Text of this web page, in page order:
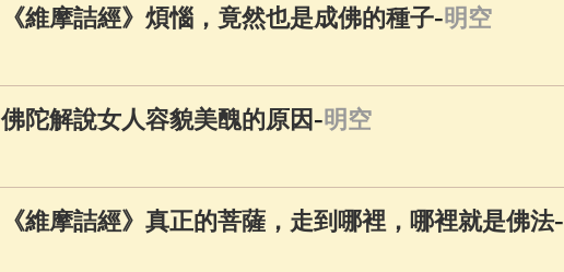
《維摩詰經》煩惱，竟然也是成佛的種子-明空
佛陀解說女人容貌美醜的原因 -明空
《維摩詰經》真正的菩薩，走到哪裡，哪裡就是佛法-